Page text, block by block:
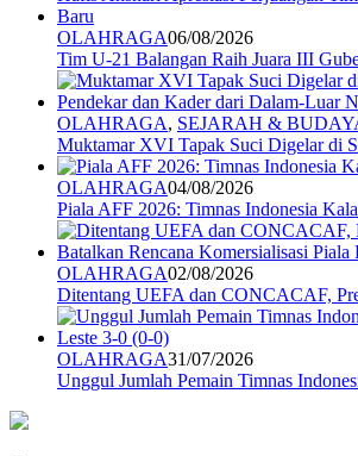
OLAHRAGA06/08/2026
Tim U-21 Balangan Raih Juara III
OLAHRAGA, SEJARAH &
Muktamar XVI Tapak Suci Digelar di
OLAHRAGA04/08/2026
Piala AFF 2026: Timnas Indonesia
OLAHRAGA02/08/2026
Ditentang UEFA dan CONCACAF,
OLAHRAGA31/07/2026
Unggul Jumlah Pemain Timnas